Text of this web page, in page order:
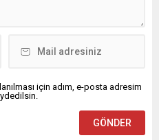
için adım, e-posta adresim